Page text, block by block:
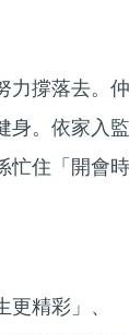
力撐落去。仲
身。依家入監
忙住「開會時
精彩」、